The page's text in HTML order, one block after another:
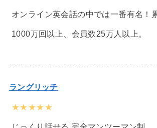
オンライン英会話の中では一番有名！
1000万回以上、会員数25万人以上。
ラングリッチ
★★★★★